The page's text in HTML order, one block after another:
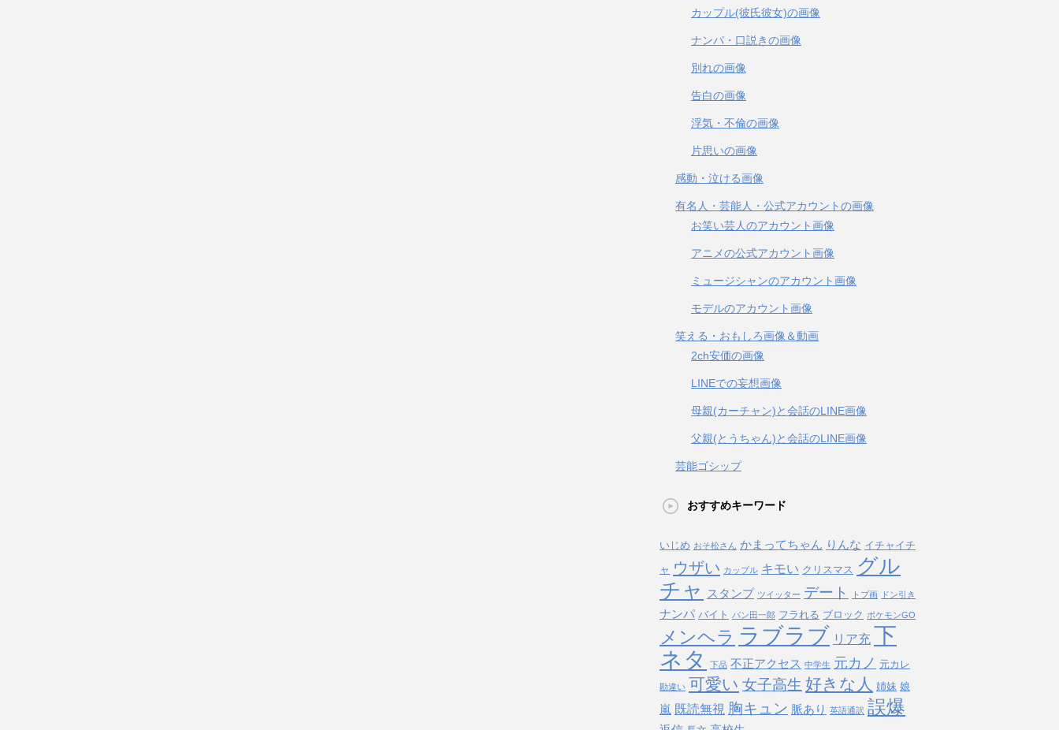
カップル(彼氏彼女)の画像
ナンパ・口説きの画像
別れの画像
告白の画像
浮気・不倫の画像
片思いの画像
感動・泣ける画像
有名人・芸能人・公式アカウントの画像
お笑い芸人のアカウント画像
アニメの公式アカウント画像
ミュージシャンのアカウント画像
モデルのアカウント画像
笑える・おもしろ画像＆動画
2ch安価の画像
LINEでの妄想画像
母親(カーチャン)と会話のLINE画像
父親(とうちゃん)と会話のLINE画像
芸能ゴシップ
おすすめキーワード
いじめ おそ松さん かまってちゃん りんな イチャイチ
ャ ウザい カップル キモい クリスマス グル
チャ
スタンプ ツイッター デート トプ画 ドン引き
ナンパ バイト パン田一郎 フラれる ブロック ポケモンGO
メンヘラ ラブラブ リア充 下
ネタ
下品 不正アクセス 中学生 元カノ 元カレ
勘違い 可愛い 女子高生 好きな人 姉妹 娘
嵐 既読無視 胸キュン 脈あり 英語通訳 誤爆